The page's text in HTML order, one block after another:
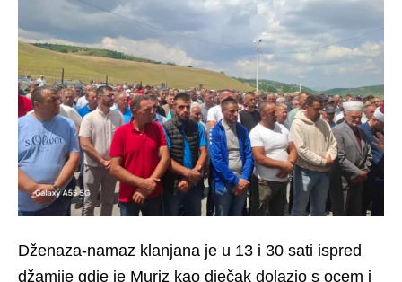
Dženaza-namaz klanjana je u 13 i 30 sati ispred
džamije gdje je Muriz kao dječak dolazio s ocem i